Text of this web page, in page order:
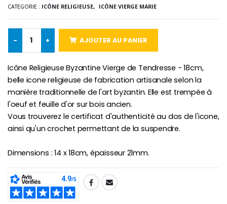
Lot de 20 Bougies de Neuvaine Blanches
€9.90
Bougie Neuvaine pour une Guérison - 17.5cm
€5.00
CATEGORIE : ICÔNE RELIGIEUSE, ICÔNE VIERGE MARIE
- + AJOUTER AU PANIER
Icône Religieuse Byzantine Vierge de Tendresse - 18cm,
belle icone religieuse de fabrication artisanale selon la
manière traditionnelle de l'art byzantin. Elle est trempée à
l'oeuf et feuille d'or sur bois ancien.
Vous trouverez le certificat d'authenticité au dos de l'icone,
ainsi qu'un crochet permettant de la suspendre.
Dimensions : 14 x 18cm, épaisseur 21mm.
SHARE: